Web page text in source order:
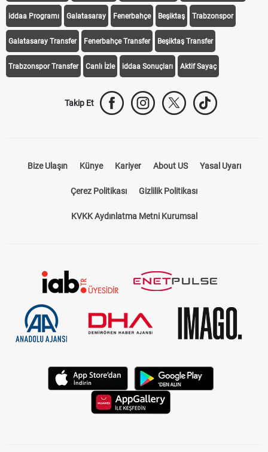
iddaa Programı Galatasaray Fenerbahçe Beşiktaş Trabzonspor
Galatasaray Transfer Fenerbahçe Transfer Beşiktaş Transfer
Trabzonspor Transfer Canlı İzle iddaa Sonuçları Aktif Sayaç
Takip Et
Bize Ulaşın Künye Kariyer About US Yasal Uyarı
Çerez Politikası Gizlilik Politikası
KVKK Aydınlatma Metni Kurumsal